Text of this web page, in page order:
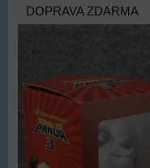
DOPRAVA ZDARMA